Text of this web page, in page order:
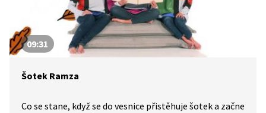
09:31
Šotek Ramza
Co se stane, když se do vesnice přistěhuje šotek a začne